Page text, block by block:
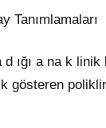
Tanımlamaları
d ığı a na k
gösteren